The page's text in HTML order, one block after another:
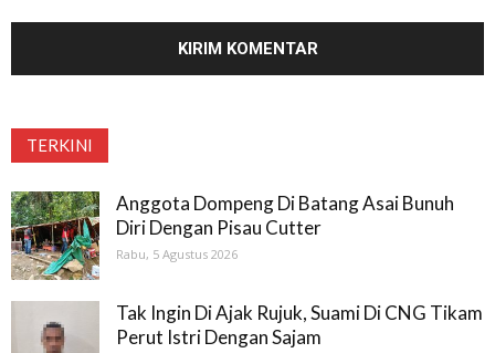
TERKINI
Anggota Dompeng Di Batang Asai Bunuh
Diri Dengan Pisau Cutter
Rabu, 5 Agustus 2026
Tak Ingin Di Ajak Rujuk, Suami Di CNG Tikam
Perut Istri Dengan Sajam